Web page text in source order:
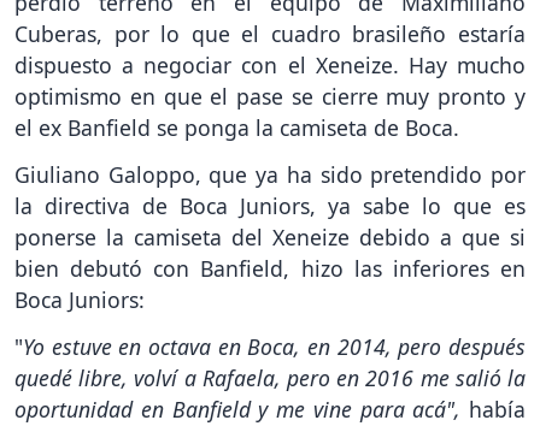
Cuberas, por lo que el cuadro brasileño estaría
dispuesto a negociar con el Xeneize. Hay mucho
optimismo en que el pase se cierre muy pronto y
el ex Banfield se ponga la camiseta de Boca.
Giuliano Galoppo, que ya ha sido pretendido por
la directiva de Boca Juniors, ya sabe lo que es
ponerse la camiseta del Xeneize debido a que si
bien debutó con Banfield, hizo las inferiores en
Boca Juniors:
"Yo estuve en octava en Boca, en 2014, pero después
quedé libre, volví a Rafaela, pero en 2016 me salió la
oportunidad en Banfield y me vine para acá", había